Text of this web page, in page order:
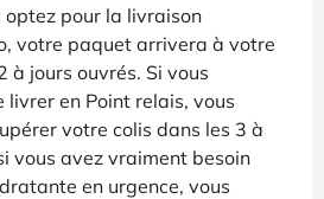
optez pour la livraison
votre paquet arrivera à votre
à jours ouvrés. Si vous
livrer en Point relais, vous
votre colis dans les 3 à
vous avez vraiment besoin
en urgence, vous